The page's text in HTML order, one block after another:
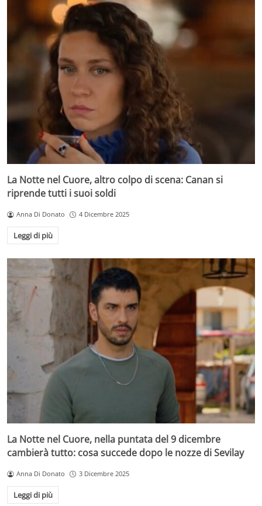
La Notte nel Cuore, altro colpo di scena: Canan si
riprende tutti i suoi soldi
Anna Di Donato 4 Dicembre 2025
Leggi di più
La Notte nel Cuore, nella puntata del 9 dicembre
cambierà tutto: cosa succede dopo le nozze di Sevilay
Anna Di Donato 3 Dicembre 2025
Leggi di più